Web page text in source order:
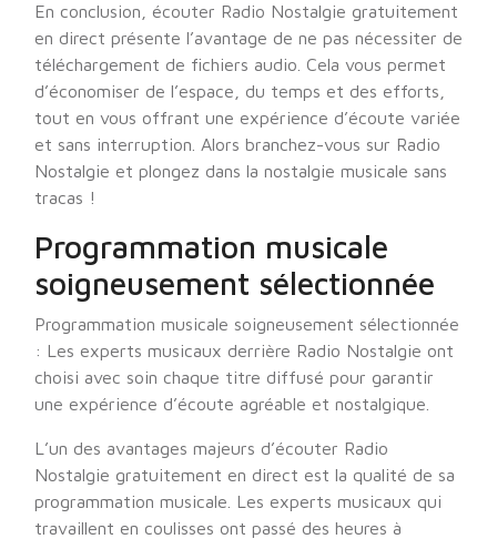
En conclusion, écouter Radio Nostalgie gratuitement
en direct présente l’avantage de ne pas nécessiter de
téléchargement de fichiers audio. Cela vous permet
d’économiser de l’espace, du temps et des efforts,
tout en vous offrant une expérience d’écoute variée
et sans interruption. Alors branchez-vous sur Radio
Nostalgie et plongez dans la nostalgie musicale sans
tracas !
Programmation musicale
soigneusement sélectionnée
Programmation musicale soigneusement sélectionnée
: Les experts musicaux derrière Radio Nostalgie ont
choisi avec soin chaque titre diffusé pour garantir
une expérience d’écoute agréable et nostalgique.
L’un des avantages majeurs d’écouter Radio
Nostalgie gratuitement en direct est la qualité de sa
programmation musicale. Les experts musicaux qui
travaillent en coulisses ont passé des heures à